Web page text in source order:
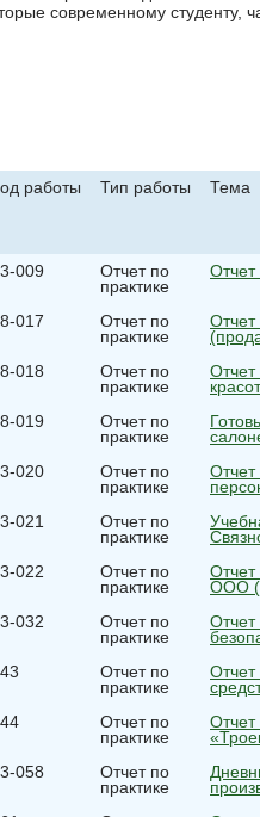
современному студенту,
работы Тип работы Тема
009
Отчет по
практике
017
Отчет по
практике
018
Отчет по
практике
019
Отчет по
практике
020
Отчет по
практике
Отчет
021
Отчет по
практике
022
Отчет по
практике
Отчет
ООО
032
Отчет по
практике
Отчет
Отчет по
практике
Отчет
Отчет по
практике
Отчет
058
Отчет по
практике